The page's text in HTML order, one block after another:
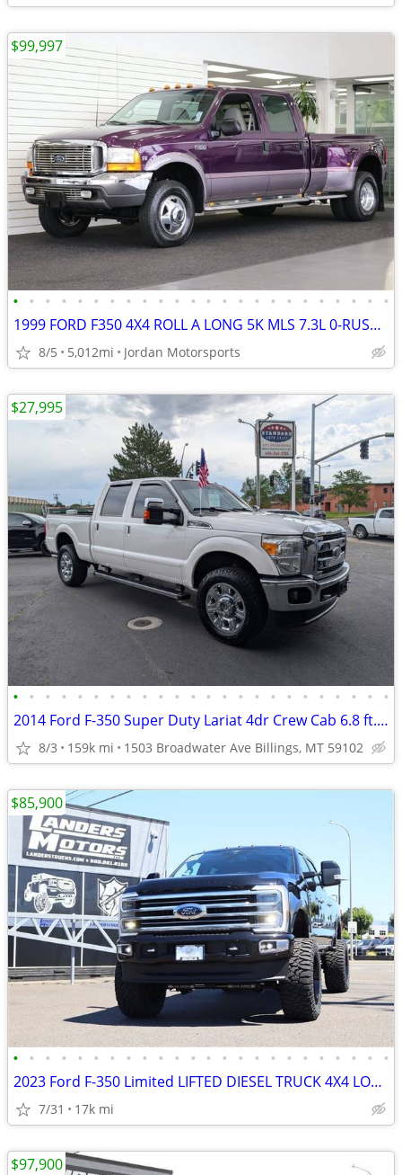
• • • • • • • • • • • • • • • • • • • • • • • •
1999 FORD F350 4X4 ROLL A LONG 5K MLS 7.3L 0-RUST F-350 2000 2001 2002
8/5 5,012mi Jordan Motorsports
$99,997
• • • • • • • • • • • • • • • • • • • • • • • •
2014 Ford F-350 Super Duty Lariat 4dr Crew Cab 6.8 ft. SB SRW Pickup
8/3 159k mi 1503 Broadwater Ave Billings, MT 59102
$27,995
• • • • • • • • • • • • • • • • • • • • • • • •
2023 Ford F-350 Limited LIFTED DIESEL TRUCK 4X4 LOADED
7/31 17k mi
$85,900
$97,900